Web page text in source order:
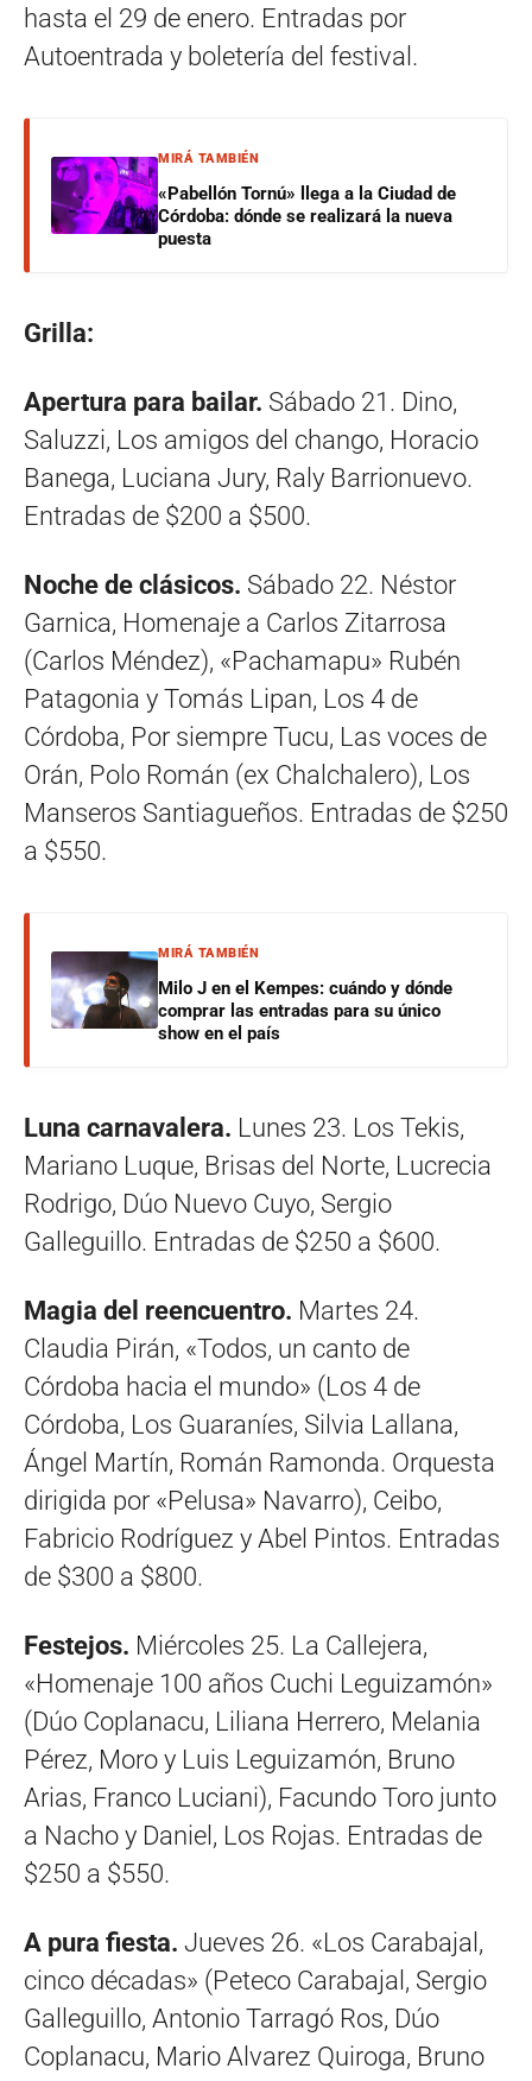
hasta el 29 de enero. Entradas por
Autoentrada y boletería del festival.
MIRÁ TAMBIÉN
«Pabellón Tornú» llega a la Ciudad de
Córdoba: dónde se realizará la nueva
puesta
Grilla:
Apertura para bailar. Sábado 21. Dino,
Saluzzi, Los amigos del chango, Horacio
Banega, Luciana Jury, Raly Barrionuevo.
Entradas de $200 a $500.
Noche de clásicos. Sábado 22. Néstor
Garnica, Homenaje a Carlos Zitarrosa
(Carlos Méndez), «Pachamapu» Rubén
Patagonia y Tomás Lipan, Los 4 de
Córdoba, Por siempre Tucu, Las voces de
Orán, Polo Román (ex Chalchalero), Los
Manseros Santiagueños. Entradas de $250
a $550.
MIRÁ TAMBIÉN
Milo J en el Kempes: cuándo y dónde
comprar las entradas para su único
show en el país
Luna carnavalera. Lunes 23. Los Tekis,
Mariano Luque, Brisas del Norte, Lucrecia
Rodrigo, Dúo Nuevo Cuyo, Sergio
Galleguillo. Entradas de $250 a $600.
Magia del reencuentro. Martes 24.
Claudia Pirán, «Todos, un canto de
Córdoba hacia el mundo» (Los 4 de
Córdoba, Los Guaraníes, Silvia Lallana,
Ángel Martín, Román Ramonda. Orquesta
dirigida por «Pelusa» Navarro), Ceibo,
Fabricio Rodríguez y Abel Pintos. Entradas
de $300 a $800.
Festejos. Miércoles 25. La Callejera,
«Homenaje 100 años Cuchi Leguizamón»
(Dúo Coplanacu, Liliana Herrero, Melania
Pérez, Moro y Luis Leguizamón, Bruno
Arias, Franco Luciani), Facundo Toro junto
a Nacho y Daniel, Los Rojas. Entradas de
$250 a $550.
A pura fiesta. Jueves 26. «Los Carabajal,
cinco décadas» (Peteco Carabajal, Sergio
Galleguillo, Antonio Tarragó Ros, Dúo
Coplanacu, Mario Alvarez Quiroga, Bruno